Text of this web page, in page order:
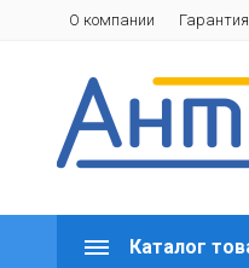
О компании Гарантия
Каталог